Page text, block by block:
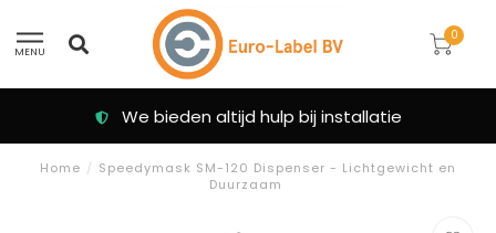
MENU
0
Klanten beoordelen ons met een 9.3
Home / Speedymask SM-120 Dispenser - Lichtgewicht en
Duurzaam